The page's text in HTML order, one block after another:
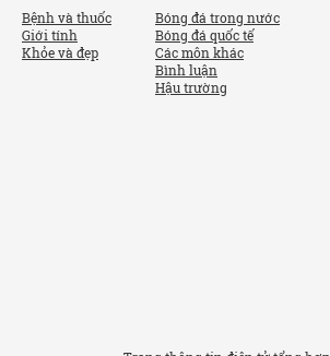
Bệnh và thuốc
Giới tính
Khỏe và đẹp
Bóng đá trong nước
Bóng đá quốc tế
Các môn khác
Bình luận
Hậu trường